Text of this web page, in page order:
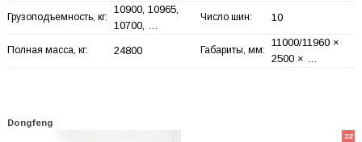
Грузоподъемность, кг:
10900, 10965,
10700, …
Число шин: 10
Полная масса, кг: 24800 Габариты, мм:
11000/11960 ×
2500 × …
Dongfeng
32